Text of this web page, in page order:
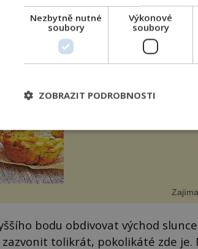
Dýňové muffiny s
Slané dýňové muffiny s
dokonalou harmonii chutí. Jistě si je
bodu obdivovat východ
tolikrát, pokolikáté zde je.
Nezbytně nutné
soubory
Výkonové
soubory
ZOBRAZIT PODROBNOSTI